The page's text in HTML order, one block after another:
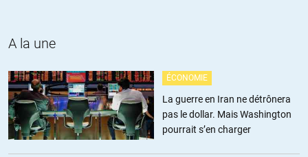
nécessaire d’apporter la moindre preuve car ce sont bel et bien des
Désormais les « journalistes » qui parviennent à s’accrocher à leur
poste ne sont plus que des présentateurs qui lisent « avec
conviction » le prompteur qui leur dicte les « opinions » qu’ils
doivent promouvoir.
A la une
ÉCONOMIE
La guerre en Iran ne détrônera
pas le dollar. Mais Washington
pourrait s’en charger